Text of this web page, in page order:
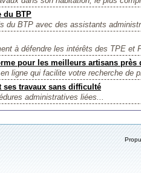
du BTP
du BTP avec des assistants
à défendre les intérêts des TPE et
pour les meilleurs artisans près
ligne qui facilite votre recherche de
travaux sans difficulté
administratives liées...